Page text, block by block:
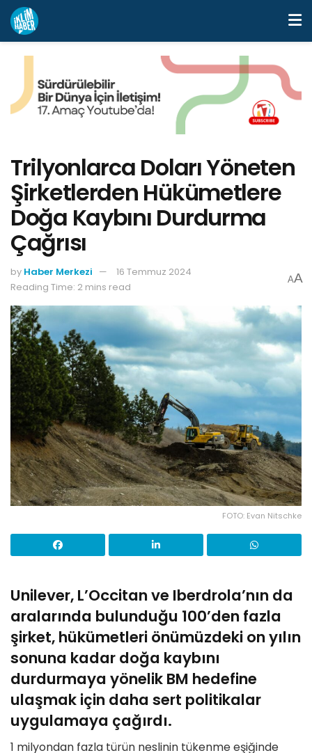
Trilyonlarca Doları Yöneten
Şirketlerden Hükümetlere
Doğa Kaybını Durdurma
Çağrısı
by Haber Merkezi
16 Temmuz 2024
Reading Time: 2 mins read
AA
FOTO: Evan Nitschke
Unilever, L’Occitan ve Iberdrola’nın da
aralarında bulunduğu 100’den fazla
şirket, hükümetleri önümüzdeki on yılın
sonuna kadar doğa kaybını
durdurmaya yönelik BM hedefine
ulaşmak için daha sert politikalar
uygulamaya çağırdı.
1 milyondan fazla türün neslinin tükenme eşiğinde